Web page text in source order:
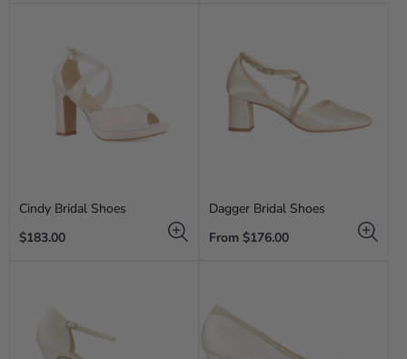
Cindy Bridal Shoes
Regular
$183.00
Dagger Bridal Shoes
Regular
From $176.00